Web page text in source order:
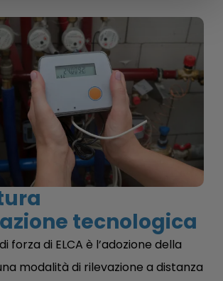
tecnologica
forza di ELCA è l’adozione della
modalità di rilevazione a distanza